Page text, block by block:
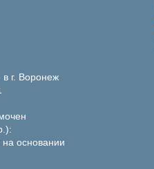
г. Воронеж
основании